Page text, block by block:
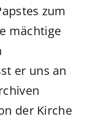
zum
mächtige
er uns an
der Kirche